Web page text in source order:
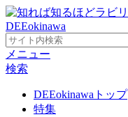
メニュー
検索
DEEokinawaトップ
特集